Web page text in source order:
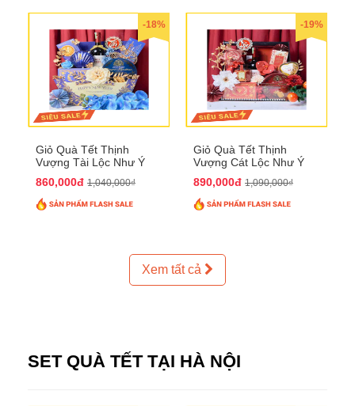
-18%
Giỏ Quà Tết Thịnh
Vượng Tài Lộc Như Ý
860,000đ 1,040,000₫
-19%
Giỏ Quà Tết Thịnh
Vượng Cát Lộc Như Ý
890,000đ 1,090,000₫
Xem tất cả
SET QUÀ TẾT TẠI HÀ NỘI